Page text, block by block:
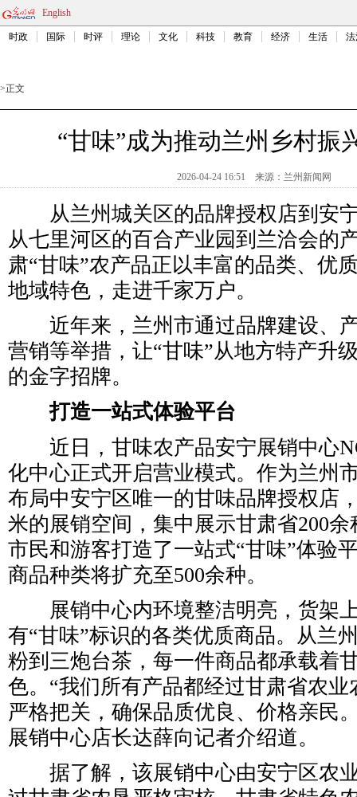
English
时政 国际 时评 理论 文化 科技 教育 经济 生活
>正文
“甘味”成为推动兰州乡村振
2026-04-24 16:51 来源： 兰州新闻网
从兰州城关区的品牌授权店到安
从七里河区的百合产业园到兰洽会的
肃“甘味”农产品正以丰富的品类、优
地域特色，走进千家万户。
近年来，兰州市通过品牌建设、
营销等举措，让“甘味”从地方特产升
的金字招牌。
打造一站式体验平台
近日，甘味农产品安宁展销中心
化中心正式开启营业模式。作为兰州
布局中安宁区唯一的甘味品牌授权店
米的展销空间，集中展示甘肃省200
市民和游客打造了一站式“甘味”体验
商品种类将扩充至500余种。
展销中心内环境整洁明亮，货架
有“甘味”标识的各类优质商品。从兰
粉到三炮台茶，每一件商品都承载着
色。“我们所有产品都经过甘肃省农
严格把关，确保品质优良、价格亲民
展销中心店长达薛向记者介绍道。
据了解，该展销中心由安宁区农